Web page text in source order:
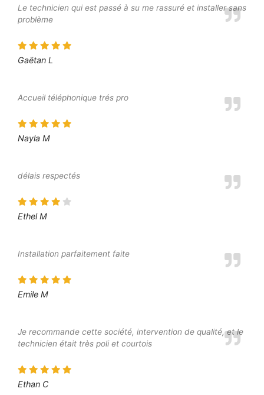
Le technicien qui est passé à su me rassuré et installer sans
problème
Gaëtan L
Accueil téléphonique trés pro
Nayla M
délais respectés
Ethel M
Installation parfaitement faite
Emile M
Je recommande cette société, intervention de qualité, et le
technicien était très poli et courtois
Ethan C